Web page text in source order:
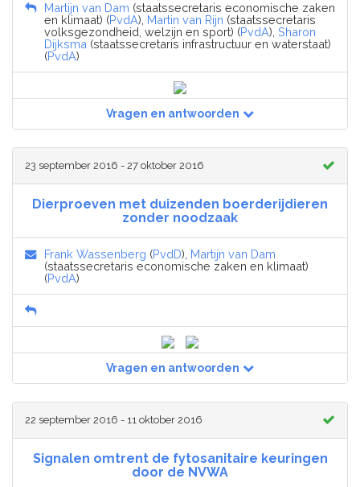
Martijn van Dam (staatssecretaris economische zaken
en klimaat) (PvdA), Martin van Rijn (staatssecretaris
volksgezondheid, welzijn en sport) (PvdA), Sharon
Dijksma (staatssecretaris infrastructuur en waterstaat)
(PvdA)
Vragen en antwoorden
23 september 2016 - 27 oktober 2016
Dierproeven met duizenden boerderijdieren
zonder noodzaak
Frank Wassenberg (PvdD), Martijn van Dam
(staatssecretaris economische zaken en klimaat)
(PvdA)
Vragen en antwoorden
22 september 2016 - 11 oktober 2016
Signalen omtrent de fytosanitaire keuringen
door de NVWA